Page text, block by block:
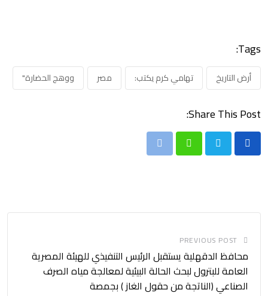
Tags:
أرض التاريخ تهامي كرم يكتب: مصر ووهج الحضارة"
Share This Post:
Whatsapp
Print
PREVIOUS POST
محافظ الدقهلية يستقبل الرئيس التنفيذي للهيئة المصرية
العامة للبترول لبحث الحالة البيئية لمعالجة مياه الصرف
الصناعي (الناتجة من حقول الغاز ) بجمصة